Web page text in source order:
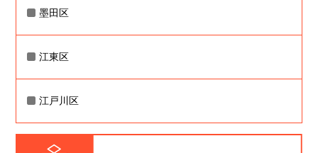
墨田区
江東区
江戸川区